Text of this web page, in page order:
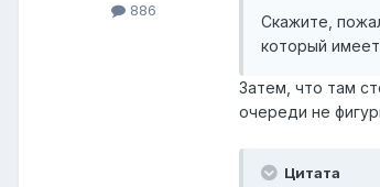
886
Скажите,
который имеет
Затем, что там
очереди не
Цитата